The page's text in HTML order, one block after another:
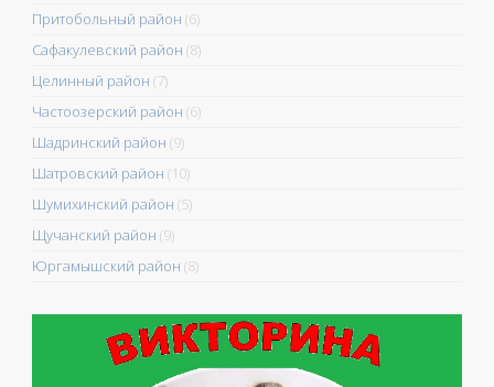
Притобольный район (6)
Сафакулевский район (8)
Целинный район (7)
Частоозерский район (6)
Шадринский район (9)
Шатровский район (10)
Шумихинский район (5)
Щучанский район (9)
Юргамышский район (8)